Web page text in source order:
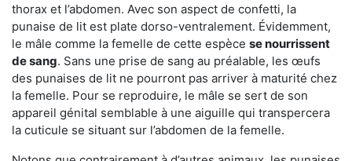
thorax et l’abdomen. Avec son aspect de confetti, la
punaise de lit est plate dorso-ventralement. Évidemment,
le mâle comme la femelle de cette espèce se nourrissent
de sang. Sans une prise de sang au préalable, les œufs
des punaises de lit ne pourront pas arriver à maturité chez
la femelle. Pour se reproduire, le mâle se sert de son
appareil génital semblable à une aiguille qui transpercera
la cuticule se situant sur l’abdomen de la femelle.